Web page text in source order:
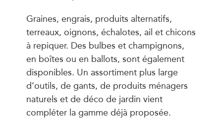
Graines, engrais, produits alternatifs,
terreaux, oignons, échalotes, ail et chicons
à repiquer. Des bulbes et champignons,
en boîtes ou en ballots, sont également
disponibles. Un assortiment plus large
d’outils, de gants, de produits ménagers
naturels et de déco de jardin vient
compléter la gamme déjà proposée.